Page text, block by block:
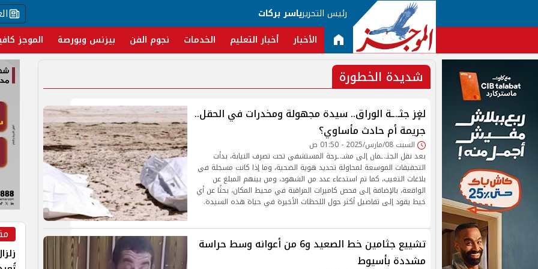
رئيس التحريرياسر بركات
الأخبار أخبار التعليم الخدمات نجوم الفن بيزنس وبورصة الموجز
شديدة الخطورة
لغٕز جثـ.ـة الوراق.. سيدة مجهولة ومخدرات في الحقل..
جريمة أم حادث مأساوي؟
السبت 08/مارس/2025 - 01:50 ص
بعد نقل الجثـ.ـمان إلى مشـ.ـرحة المستشفى تحت تصرف النيابة، بدأت
التحقيقات الموسعة لمحاولة تحديد هوية الضحية، وما إذا كانت مسجلة في
بلاغات التغيب، كما تم استدعاء عدد من الشهود، ومن بينهم المبلغ عن
الواقعة، بالإضافة إلى فحص كاميرات المراقبة في محيط المكان، بحثًا عن أي
خيط يقود إلى تفاصيل أكثر حول اللحظات الأخيرة في حياة هذه السيدة.
تشييع جثامين خط الصعيد و6 من أعوانه وسط حراسة
مشددة بأسيوط